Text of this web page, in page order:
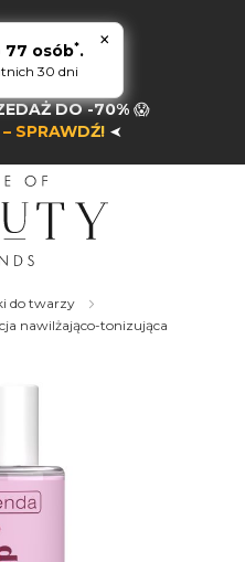
DO -70% 😱
SPRAWDŹ! ➤
do twarzy
nawilżająco-tonizująca
×
77 osób*.
30 dni